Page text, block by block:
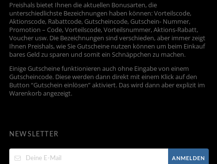
Preishals bietet Ihnen die aktuellen Bonusarten, die
unterschiedlichste Bezeichnungen haben können: Vorteilscode,
Aktionscode, Rabattcode, Gutscheincode, Gutschein- Nummer,
Promotion – Code, Vorteilscode, Vorteilsnummer, Aktions-Rabatt,
Voucher usw. Die Bezeichnungen sind verschieden, aber immer zeigt
Ihnen Preishals, wie Sie Gutscheine nutzen können um beim Einkauf
bares Geld zu sparen und somit ein Schnäppchen zu machen.
Einige Gutscheine funktionieren auch ohne Eingabe von einem
Gutscheincode. Diese werden dann direkt mit einem Klick auf den
Button “Gutschein einlösen” aktiviert. Das wird dann aber explizit im
Warenkorb angezeigt.
NEWSLETTER
ANMELDEN